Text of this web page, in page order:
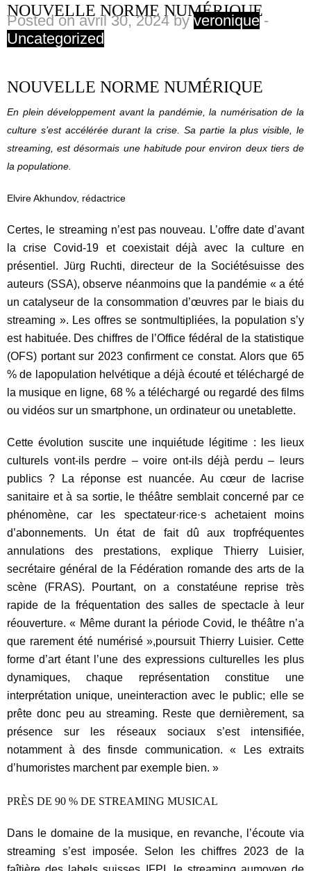
NOUVELLE NORME NUMÉRIQUE
Posted on avril 30, 2024 byveronique-
Uncategorized
NOUVELLE NORME NUMÉRIQUE
En plein développement avant la pandémie, la numérisationde la
culture s’est accélérée durant la crise. Sa partie la plus visible,
le
streaming, est désormais une habitude pour environ deux tiers de
la populatione
Elvire Akhundov, rédactrice
Certes, le streaming n’est pas nouveau. L’offre date d’avant
la crise Covid-19 et coexistait déjà avec la culture en
présentiel. Jürg Ruchti, directeur de la Sociétésuisse des
auteurs (SSA), observe néanmoins que la pandémie « a été
un catalyseur de la consommation d’œuvres par le biais du
streaming ». Les offres se sontmultipliées, la population s’y
est habituée. Des chiffres de l’Office fédéral de la statistique
(OFS) portant sur 2023 confirment ce constat. Alors que 65
% de lapopulation helvétique a déjà écouté et téléchargé de
la musique en ligne, 68 % a téléchargé ou regardé des films
ou vidéos sur un smartphone, un ordinateur ou unetablette.
Cette évolution suscite une inquiétude légitime : les lieux
culturels vont-ils perdre – voire ont-ils déjà perdu – leurs
publics ? La réponse est nuancée. Au cœur de lacrise
sanitaire et à sa sortie, le théâtre semblait concerné par ce
phénomène, car les spectateur·rice·s achetaient moins
d’abonnements. Un état de fait dû aux tropfréquentes
annulations des prestations, explique Thierry Luisier,
secrétaire général de la Fédération romande des arts de la
scène (FRAS). Pourtant, on a constatéune reprise très
rapide de la fréquentation des salles de spectacle à leur
réouverture. « Même durant la période Covid, le théâtre n’a
que rarement été numérisé »,poursuit Thierry Luisier. Cette
forme d’art étant l’une des expressions culturelles les plus
dynamiques, chaque représentation constitue une
interprétation unique, uneinteraction avec le public; elle se
prête donc peu au streaming. Reste que dernièrement, sa
présence sur les réseaux sociaux s’est intensifiée,
notamment à des finsde communication. « Les extraits
d’humoristes marchent par exemple bien. »
PRÈS DE 90 % DE STREAMING MUSICAL
Dans le domaine de la musique, en revanche, l’écoute via
streaming s’est imposée. Selon les chiffres 2023 de la